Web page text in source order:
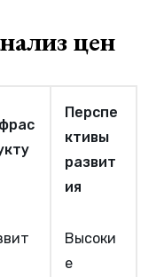
цен
Перспе
ктивы
развит
ия
Высоки
е